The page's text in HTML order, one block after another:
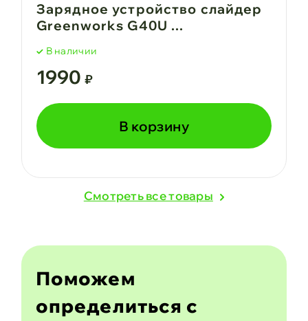
Зарядное устройство слайдер
Greenworks G40U ...
В наличии
1990 ₽
В корзину
Cмотреть все товары
Поможем
определиться с